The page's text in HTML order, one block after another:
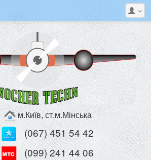
м.Київ, ст.м.Мінська
(067) 451 54 42
(099) 241 44 06